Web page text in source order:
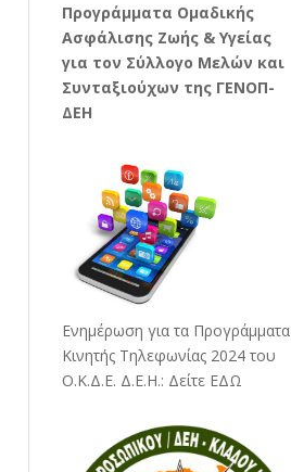
Προγράμματα Ομαδικής
Ασφάλισης Ζωής & Υγείας
για τον Σύλλογο Μελών και
Συνταξιούχων της ΓΕΝΟΠ-
ΔΕΗ
Ενημέρωση για τα Προγράμματα
Κινητής Τηλεφωνίας 2024 του
Ο.Κ.Δ.Ε. Δ.Ε.Η.: Δείτε ΕΔΩ